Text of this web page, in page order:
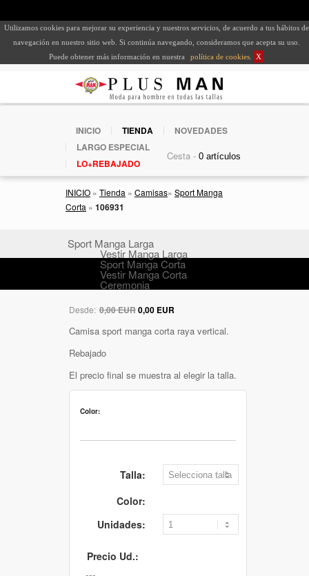
Utilizamos cookies para mejorar su experiencia y nuestros servicios, de acuerdo a tus hábitos de
navegación en nuestro sitio web. Si continúa navegando, consideramos que acepta su uso.
Puede obtener más información en nuestra
política de cookies X
INICIO TIENDA
NOVEDADES
LARGO ESPECIAL
LO+REBAJADO
Cesta -
INICIO » Tienda » Camisas» Sport Manga
Corta » 106931
Sport Manga Larga
Vestir Manga Larga
Sport Manga Corta
Vestir Manga Corta
Ceremonia
Desde: 0,00 EUR0,00 EUR
Camisa sport manga corta raya vertical.
Rebajado
El precio final se muestra al elegir la talla.
Color:
Talla:
Color:
Unidades:
Precio Ud.: